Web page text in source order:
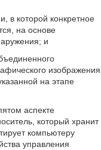
в которой конкретное
на основе
и
изображения
на этапе
аспекте
который хранит
компьютеру
управления